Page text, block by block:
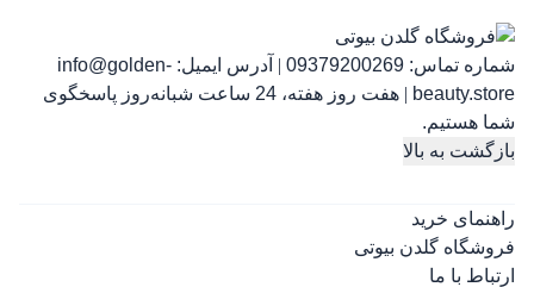
شماره تماس: 09379200269
| آدرس ایمیل: info@golden-
beauty.store
|
هفت روز هفته، 24 ساعت شبانه‌روز پاسخگوی
شما هستیم.
بازگشت به بالا
راهنمای خرید
فروشگاه گلدن بیوتی
ارتباط با ما